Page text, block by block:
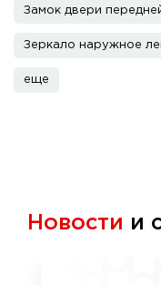
Замок двери
Зеркало наружное
еще
Новости и